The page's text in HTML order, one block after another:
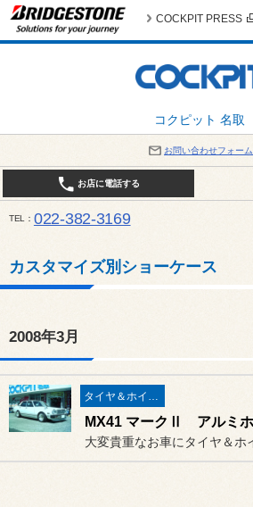
コクピット 名取
COCKPIT PRESS
お問い合わせフォーム
お店に電話する
TEL 022-382-3169
カスタマイズ別ショーケース
2008年3月
タイヤ＆ホイール